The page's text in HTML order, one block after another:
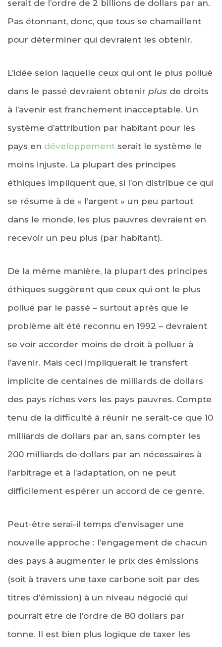
serait de l’ordre de 2 billions de dollars par an.
Pas étonnant, donc, que tous se chamaillent
pour déterminer qui devraient les obtenir.
L’idée selon laquelle ceux qui ont le plus pollué
dans le passé devraient obtenir plus de droits
à l’avenir est franchement inacceptable. Un
système d’attribution par habitant pour les
pays en développement serait le système le
moins injuste. La plupart des principes
éthiques impliquent que, si l’on distribue ce qui
se résume à de « l’argent » un peu partout
dans le monde, les plus pauvres devraient en
recevoir un peu plus (par habitant).
De la même manière, la plupart des principes
éthiques suggèrent que ceux qui ont le plus
pollué par le passé – surtout après que le
problème ait été reconnu en 1992 – devraient
se voir accorder moins de droit à polluer à
l’avenir. Mais ceci impliquerait le transfert
implicite de centaines de milliards de dollars
des pays riches vers les pays pauvres. Compte
tenu de la difficulté à réunir ne serait-ce que 10
milliards de dollars par an, sans compter les
200 milliards de dollars par an nécessaires à
l’arbitrage et à l’adaptation, on ne peut
difficilement espérer un accord de ce genre.
Peut-être serai-il temps d’envisager une
nouvelle approche : l’engagement de chacun
des pays à augmenter le prix des émissions
(soit à travers une taxe carbone soit par des
titres d’émission) à un niveau négocié qui
pourrait être de l’ordre de 80 dollars par
tonne. Il est bien plus logique de taxer les